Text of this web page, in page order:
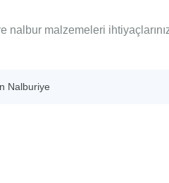
nalbur malzemeleri
Nalburiye